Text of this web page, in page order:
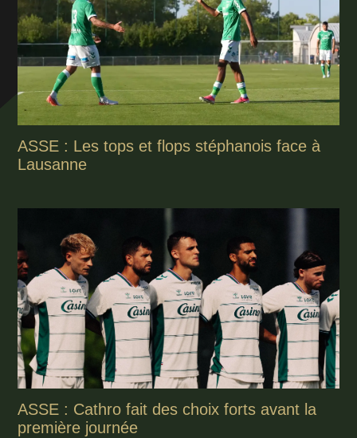
ASSE : Les tops et flops stéphanois face à
Lausanne
ASSE : Cathro fait des choix forts avant la
première journée